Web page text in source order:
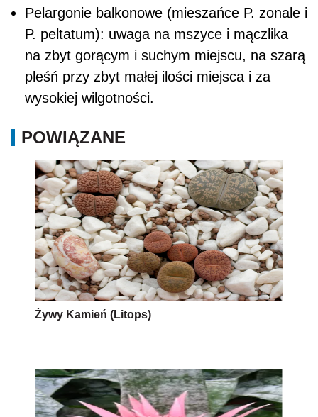
Pelargonie balkonowe (mieszańce P. zonale i
P. peltatum): uwaga na mszyce i mączlika
na zbyt gorącym i suchym miejscu, na szarą
pleśń przy zbyt małej ilości miejsca i za
wysokiej wilgotności.
POWIĄZANE
Żywy Kamień (Litops)